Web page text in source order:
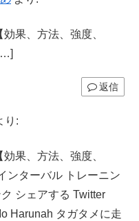
果、方法、強度、
返信
り:
果、方法、強度、
ンターバル トレーニン
シェアする Twitter
Harunah タガタメに走